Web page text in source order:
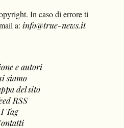
In caso di errore ti
a: info@true-news.it
e autori
siamo
del sito
RSS
I Tag